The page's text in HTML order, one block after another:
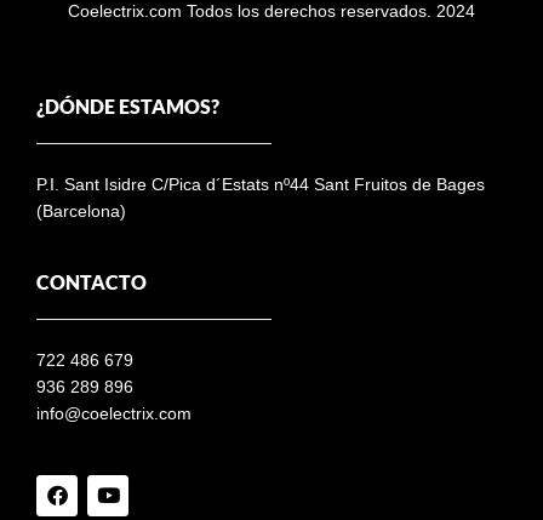
Coelectrix.com Todos los derechos reservados. 2024
¿DÓNDE ESTAMOS?
P.I. Sant Isidre C/Pica d´Estats nº44 Sant Fruitos de Bages
(Barcelona)
CONTACTO
722 486 679
936 289 896
info@coelectrix.com